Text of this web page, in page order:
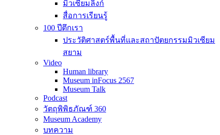
มิวเซียมลิงก์
สื่อการเรียนรู้
100 ปีตึกเรา
ประวัติศาสตร์พื้นที่และสถาปัตยกรรมมิวเซียม
สยาม
Video
Human library
Museum inFocus 2567
Museum Talk
Podcast
วัตถุพิพิธภัณฑ์ 360
Museum Academy
บทความ